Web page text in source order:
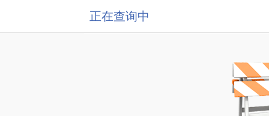
正在查询中